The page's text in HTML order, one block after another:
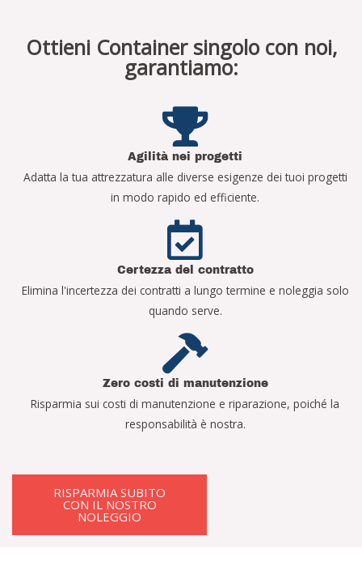
Ottieni Container singolo con noi,
garantiamo:
Agilità nei progetti
Adatta la tua attrezzatura alle diverse esigenze dei tuoi progetti
in modo rapido ed efficiente.
Certezza del contratto
Elimina l'incertezza dei contratti a lungo termine e noleggia solo
quando serve.
Zero costi di manutenzione
Risparmia sui costi di manutenzione e riparazione, poiché la
responsabilità è nostra.
RISPARMIA SUBITO
CON IL NOSTRO
NOLEGGIO